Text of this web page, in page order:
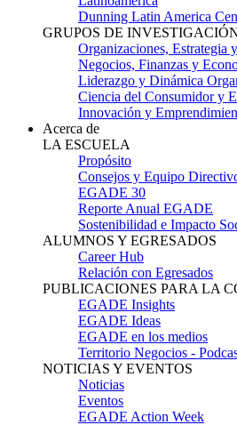
Dunning Latin America
GRUPOS DE
Organizaciones, Estrategia
Negocios, Finanzas y
Liderazgo y Dinámica
Ciencia del Consumidor y
Innovación y
Acerca de
LA ESCUELA
Propósito
Consejos y Equipo
EGADE 30
Reporte Anual EGADE
Sostenibilidad e Impacto
ALUMNOS Y EGRESADOS
Career Hub
Relación con Egresados
PUBLICACIONES PARA LA
EGADE Insights
EGADE Ideas
EGADE en los medios
Territorio Negocios -
NOTICIAS Y EVENTOS
Noticias
Eventos
EGADE Action Week